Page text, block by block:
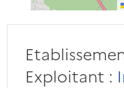
Exploitant :